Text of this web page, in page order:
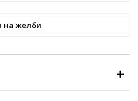
на желби